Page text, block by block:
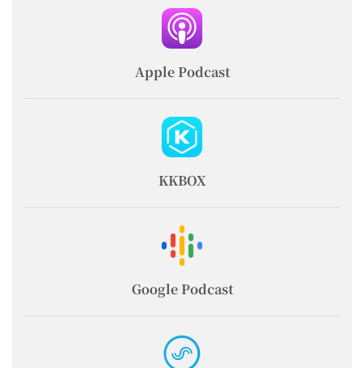
Apple Podcast
KKBOX
Google Podcast